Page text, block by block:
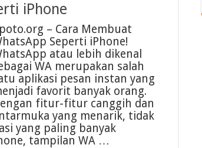
iPhone
– Cara Membuat
Seperti iPhone!
atau lebih dikenal
WA merupakan salah
aplikasi pesan instan yang
favorit banyak orang.
fitur-fitur canggih dan
yang menarik, tidak
yang paling banyak
tampilan WA …